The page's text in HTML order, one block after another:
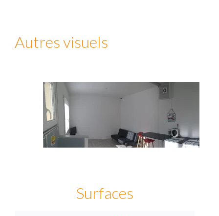
Autres visuels
Surfaces